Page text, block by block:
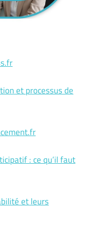
et processus de
: ce qu’il faut
et leurs